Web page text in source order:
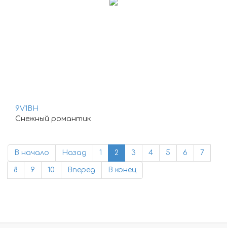
9V1BH
Снежный романтик
В начало Назад 1 2 3 4 5 6 7
8 9 10 Вперед В конец